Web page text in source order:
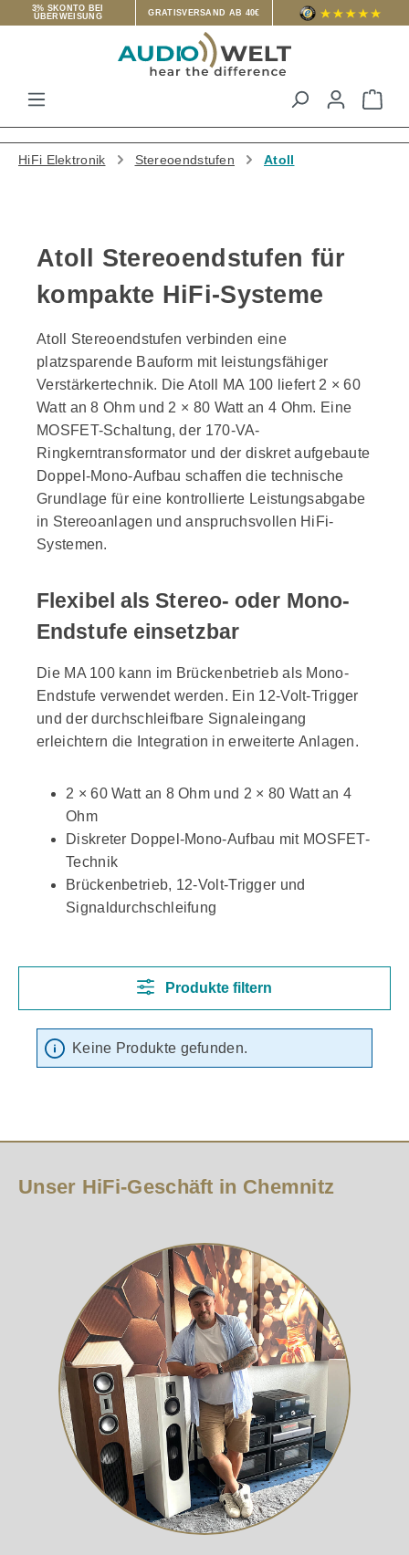
3% SKONTO BEI
ÜBERWEISUNG
GRATISVERSAND AB 40€
HiFi Elektronik Stereoendstufen Atoll
Atoll Stereoendstufen für
kompakte HiFi-Systeme
Atoll Stereoendstufen verbinden eine
platzsparende Bauform mit leistungsfähiger
Verstärkertechnik. Die Atoll MA 100 liefert 2 × 60
Watt an 8 Ohm und 2 × 80 Watt an 4 Ohm. Eine
MOSFET-Schaltung, der 170-VA-
Ringkerntransformator und der diskret aufgebaute
Doppel-Mono-Aufbau schaffen die technische
Grundlage für eine kontrollierte Leistungsabgabe
in Stereoanlagen und anspruchsvollen HiFi-
Systemen.
Flexibel als Stereo- oder Mono-
Endstufe einsetzbar
Die MA 100 kann im Brückenbetrieb als Mono-
Endstufe verwendet werden. Ein 12-Volt-Trigger
und der durchschleifbare Signaleingang
erleichtern die Integration in erweiterte Anlagen.
2 × 60 Watt an 8 Ohm und 2 × 80 Watt an 4
Ohm
Diskreter Doppel-Mono-Aufbau mit MOSFET-
Technik
Brückenbetrieb, 12-Volt-Trigger und
Signaldurchschleifung
Produkte filtern
Keine Produkte gefunden.
Unser HiFi-Geschäft in Chemnitz